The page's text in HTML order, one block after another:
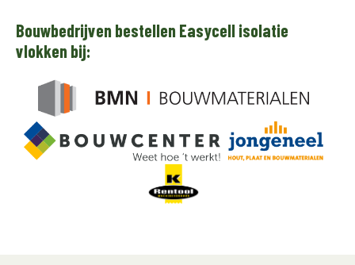
Bouwbedrijven bestellen Easycell isolatie
vlokken bij: